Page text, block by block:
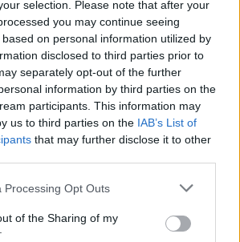
selection. Please note that after your
you may continue seeing
on personal information utilized by
disclosed to third parties prior to
separately opt-out of the further
information by third parties on the
participants. This information may
us to third parties on the IAB’s List of
that may further disclose it to other
website/app uses one or more Google
or usage behaviour. You may click to
to Google and its third-party tags to
Processing Opt Outs
of the Sharing of my
Assassin's Creed Infinity platformra
a boszorkányság is nagy szerephez